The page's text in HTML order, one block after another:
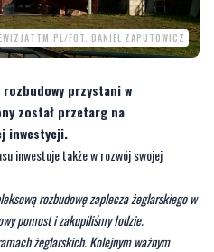
rozbudowy przystani w
został przetarg na
inwestuje także w rozwój swojej
rozbudowę zaplecza żeglarskiego w
pomost i zakupiliśmy łodzie.
żeglarskich. Kolejnym ważnym
rozwoju żeglarstwa są Mechelinki- mówi
Marcin Majek, wójt gminy Kosakowo.
która znacząco rozwinie